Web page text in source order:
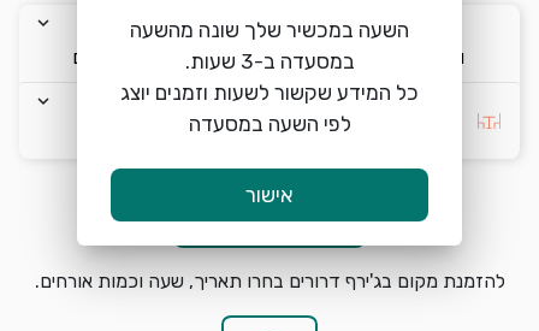
keyboard_arrow_down
ו׳ 7/8
keyboard_arrow_down
12:00
keyboard_arrow_down
keyboard_arrow_down
בחרו העדפה *
search הזמנת מקום
להזמנת מקום בג'ירף דרורים בחרו תאריך, שעה וכמות אורחים.
השעה במכשיר שלך שונה מהשעה
כל המידע שקשור לשעות וזמנים יוצג
לפי השעה במסעדה
אישור